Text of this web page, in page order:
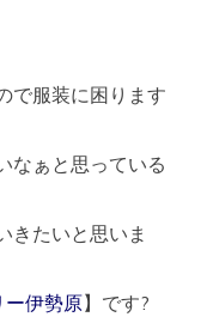
で服装に困ります
なぁと思っている
きたいと思いま
ー伊勢原】です?